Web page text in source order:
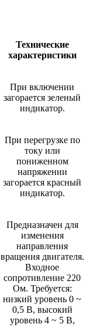
Технические
характеристики
При включении
загорается зеленый
индикатор.
При перегрузке по
току или
пониженном
напряжении
загорается красный
индикатор.
Предназначен для
изменения
направления
вращения двигателя.
Входное
сопротивление 220
Ом. Требуется:
низкий уровень 0 ~
0,5 В, высокий
уровень 4 ~ 5 В,